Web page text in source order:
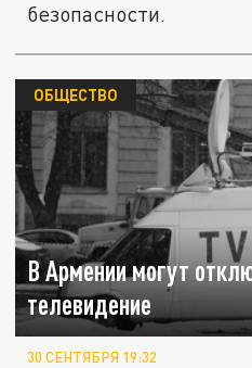
безопасности.
В Армении могут
телевидение
ОБЩЕСТВО
30 СЕНТЯБРЯ 19:32